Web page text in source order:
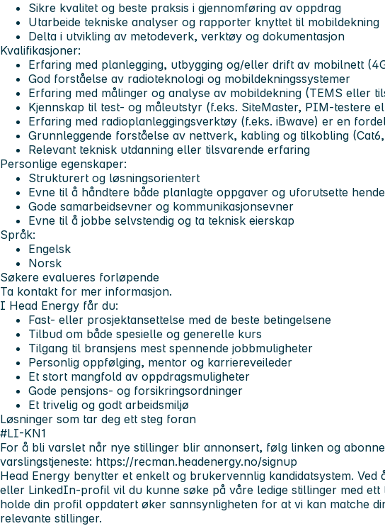
Sikre kvalitet og beste praksis i gjennomføring av oppdrag
Utarbeide tekniske analyser og rapporter knyttet til mobildekning
Delta i utvikling av metodeverk, verktøy og dokumentasjon
Kvalifikasjoner:
Erfaring med planlegging, utbygging og/eller drift av mobilnett
God forståelse av radioteknologi og mobildekningssystemer
Erfaring med målinger og analyse av mobildekning (TEMS eller
Kjennskap til test- og måleutstyr (f.eks. SiteMaster, PIM-testere
Erfaring med radioplanleggingsverktøy (f.eks. iBwave) er en
Grunnleggende forståelse av nettverk, kabling og tilkobling
Relevant teknisk utdanning eller tilsvarende erfaring
Personlige egenskaper:
Strukturert og løsningsorientert
Evne til å håndtere både planlagte oppgaver og uforutsette
Gode samarbeidsevner og kommunikasjonsevner
Evne til å jobbe selvstendig og ta teknisk eierskap
Språk:
Engelsk
Norsk
Søkere evalueres forløpende
Ta kontakt for mer informasjon.
I Head Energy får du:
Fast- eller prosjektansettelse med de beste betingelsene
Tilbud om både spesielle og generelle kurs
Tilgang til bransjens mest spennende jobbmuligheter
Personlig oppfølging, mentor og karriereveileder
Et stort mangfold av oppdragsmuligheter
Gode pensjons- og forsikringsordninger
Et trivelig og godt arbeidsmiljø
Løsninger som tar deg ett steg foran
#LI-KN1
For å bli varslet når nye stillinger blir annonsert, følg linken og
varslingstjeneste: https://recman.headenergy.no/signup
Head Energy benytter et enkelt og brukervennlig kandidatsystem. Ved
eller LinkedIn-profil vil du kunne søke på våre ledige stillinger med ett
holde din profil oppdatert øker sannsynligheten for at vi kan matche
relevante stillinger.